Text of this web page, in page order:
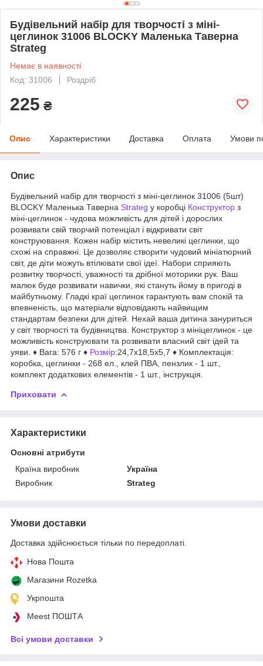
Будівельний набір для творчості з міні-
цеглинок 31006 BLOCKY Маленька Таверна
Strateg
Немає в наявності
Код: 31006
Роздріб
225 ₴
Опис Характеристики Доставка Оплата Умови
Опис
Будівельний набір для творчості з міні-цеглинок 31006 (5шт)
BLOCKY Маленька Таверна Strateg у коробці Конструктор з
міні-цеглинок - чудова можливість для дітей і дорослих
розвивати свій творчий потенціал і відкривати світ
конструювання. Кожен набір містить невеликі цеглинки, що
схожі на справжні. Це дозволяє створити чудовий мініатюрний
світ, де діти можуть втілювати свої ідеї. Набори сприяють
розвитку творчості, уважності та дрібної моторики рук. Ваш
малюк буде розвивати навички, які стануть йому в пригоді в
майбутньому. Гладкі краї цеглинок гарантують вам спокій та
впевненість, що матеріали відповідають найвищим
стандартам безпеки для дітей. Нехай ваша дитина зануриться
у світ творчості та будівництва. Конструктор з мініцеглинок - це
можливість конструювати та розвивати власний світ ідей та
уяви. ♦ Вага: 576 г ♦ Розмір:24,7х18,5х5,7 ♦ Комплектація:
коробка, цеглинки - 268 ел., клей ПВА, пензлик - 1 шт.,
комплект додаткових елементів - 1 шт., інструкція.
Приховати
Характеристики
Основні атрибути
Країна виробник
Україна
Виробник
Strateg
Умови доставки
Доставка здійснюється тільки по передоплаті.
Нова Пошта
Магазини Rozetka
Укрпошта
Meest ПОШТА
Всі умови доставки